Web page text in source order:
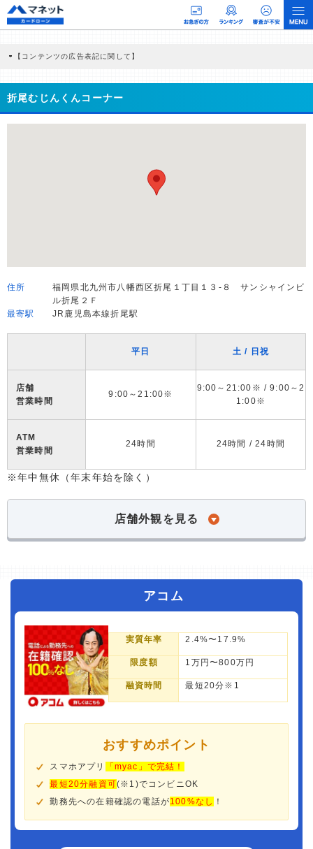
【コンテンツの広告表記に関して】
商品を根拠なくPRするものではなく、当編集部の調査／ユーザーへの口コミ収集な
どに基づき、公平性を担保した情報提供を行っています。
>提携企業一覧
折尾むじんくんコーナー
住所
福岡県北九州市八幡西区折尾１丁目１３-８ サンシャインビ
ル折尾２Ｆ
最寄駅
JR鹿児島本線折尾駅
平日 土 / 日祝
店舗
営業時間
9:00～21:00※
9:00～21:00※ / 9:00～2
1:00※
ATM
営業時間
24時間 24時間 / 24時間
※年中無休（年末年始を除く）
店舗外観を見る
アコム
実質年率 2.4%〜17.9%
限度額 1万円〜800万円
融資時間 最短20分※1
おすすめポイント
スマホアプリ
「myac」で完結！
最短20分融資可(※1)でコンビニOK
勤務先への在籍確認の電話が100%なし ！